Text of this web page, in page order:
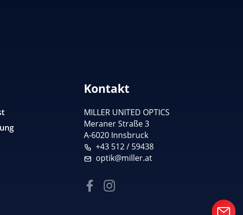
Kontakt
MILLER UNITED OPTICS
Meraner Straße 3
A-6020 Innsbruck
+43 512 / 59438
optik@miller.at